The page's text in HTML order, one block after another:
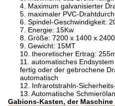
4. Maximum galvanisierter
5. maximaler PVC-
6. Spindel-Geschwindigkeit:
7. Energie: 15Kw
8. Größe: 7200 x 1400 x
9. Gewicht: 15MT
10. theoretischer Ertrag:
11. automatisches
fertig oder der gebrochene
automatisch
12. Infrarotstrahln-
13. Automatische
Gabions-Kasten, der